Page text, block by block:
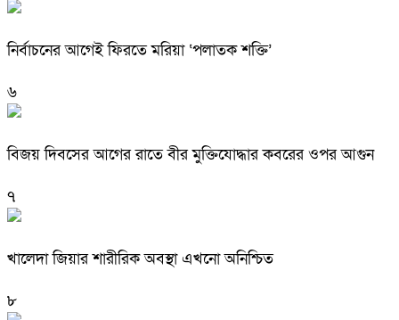
নির্বাচনের আগেই ফিরতে মরিয়া ‘পলাতক শক্তি’
৬
বিজয় দিবসের আগের রাতে বীর মুক্তিযোদ্ধার কবরের ওপর আগুন
৭
খালেদা জিয়ার শারীরিক অবস্থা এখনো অনিশ্চিত
৮